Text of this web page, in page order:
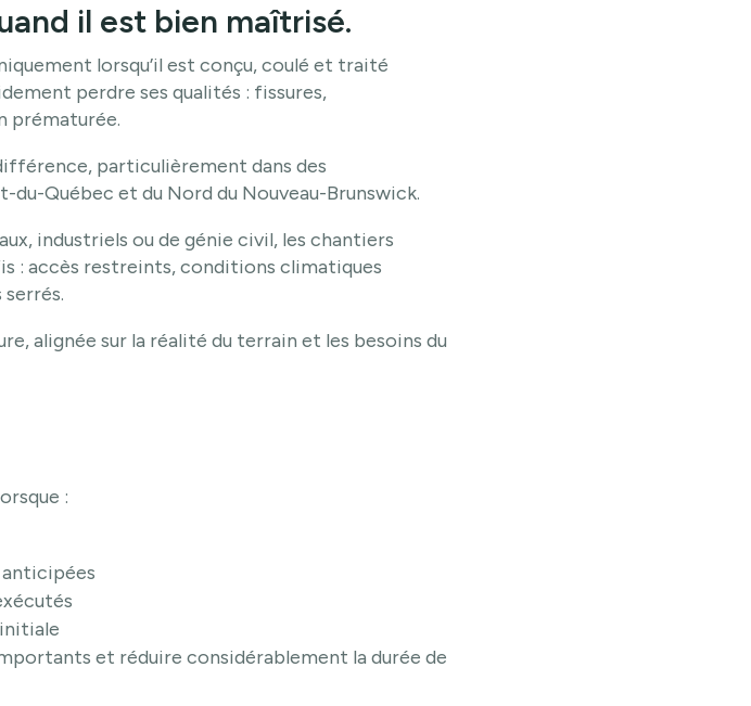
il est bien maîtrisé.
lorsqu’il est conçu, coulé et traité
perdre ses qualités : fissures,
prématurée.
particulièrement dans des
du-Québec et du Nord du Nouveau-Brunswick.
industriels ou de génie civil, les chantiers
: accès restreints, conditions climatiques
alignée sur la réalité du terrain et les besoins du
:
et réduire considérablement la durée de